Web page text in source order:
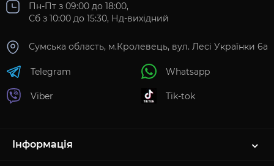
Пн-Пт з 09:00 до 18:00,
Сб з 10:00 до 15:30, Нд-вихідний
Сумська область, м.Кролевець, вул. Лесі Українки 6а
Telegram
Viber
Whatsapp
Tik-tok
Інформація